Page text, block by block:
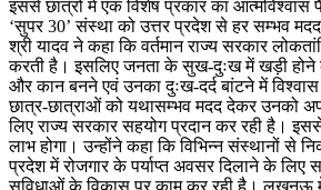
इससे छात्रों में एक विशेष प्रकार का आत्मविश्वास
‘सुपर 30’ संस्था को उत्तर प्रदेश से हर सम्भव
श्री यादव ने कहा कि वर्तमान राज्य सरकार
करती है। इसलिए जनता के सुख-दुःख में खड़ी
और कान बनने एवं उनका दुःख-दर्द बांटने में
छात्र-छात्राओं को यथासम्भव मदद देकर उनको
लिए राज्य सरकार सहयोग प्रदान कर रही है।
लाभ होगा। उन्होंने कहा कि विभिन्न संस्थानों से
प्रदेश में रोजगार के पर्याप्त अवसर दिलाने के लिए
सुविधाओं के विकास पर काम कर रही है। लखनऊ